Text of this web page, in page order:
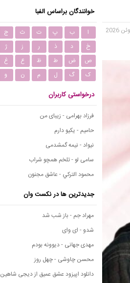
خوانندگان براساس الفبا
ا ب پ ت ث ج
خ
د ذ ر ز ژ
ص
ض ط ظ ع غ
ک
گ ل م ن و
درخواستی کاربران
فرزاد بهرامی - زیبای من
حامیم - یکیو دارم
نیواد - نیمه گمشدمی
سامی لو - تلخم همچو شراب
محمود التركي - عاشق مجنون
جدیدترین ها در نکست وان
مهراد جم - باز شب شد
شدو - ای وای
مهدی جهانی - دیوونه بودم
محسن چاوشی - چهل روز
دانلود اپیزود عشق عمیق از دیجی شاهین